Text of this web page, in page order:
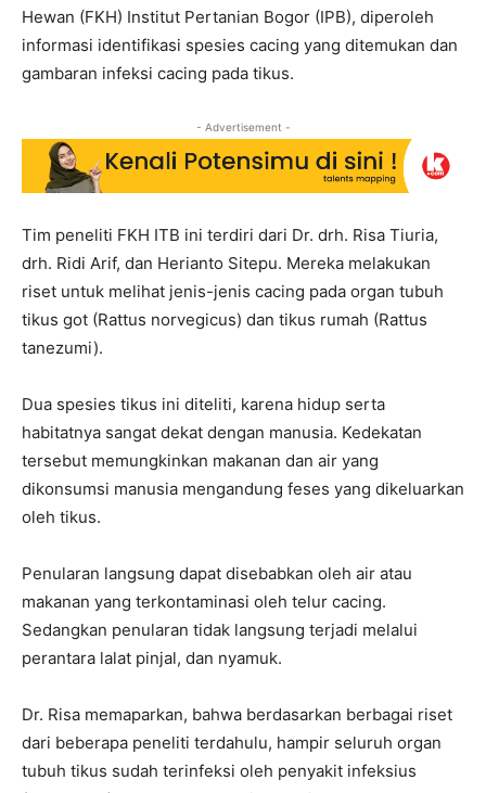
Hewan (FKH) Institut Pertanian Bogor (IPB), diperoleh
informasi identifikasi spesies cacing yang ditemukan dan
gambaran infeksi cacing pada tikus.
- Advertisement -
Tim peneliti FKH ITB ini terdiri dari Dr. drh. Risa Tiuria,
drh. Ridi Arif, dan Herianto Sitepu. Mereka melakukan
riset untuk melihat jenis-jenis cacing pada organ tubuh
tikus got (Rattus norvegicus) dan tikus rumah (Rattus
tanezumi).
Dua spesies tikus ini diteliti, karena hidup serta
habitatnya sangat dekat dengan manusia. Kedekatan
tersebut memungkinkan makanan dan air yang
dikonsumsi manusia mengandung feses yang dikeluarkan
oleh tikus.
Penularan langsung dapat disebabkan oleh air atau
makanan yang terkontaminasi oleh telur cacing.
Sedangkan penularan tidak langsung terjadi melalui
perantara lalat pinjal, dan nyamuk.
Dr. Risa memaparkan, bahwa berdasarkan berbagai riset
dari beberapa peneliti terdahulu, hampir seluruh organ
tubuh tikus sudah terinfeksi oleh penyakit infeksius